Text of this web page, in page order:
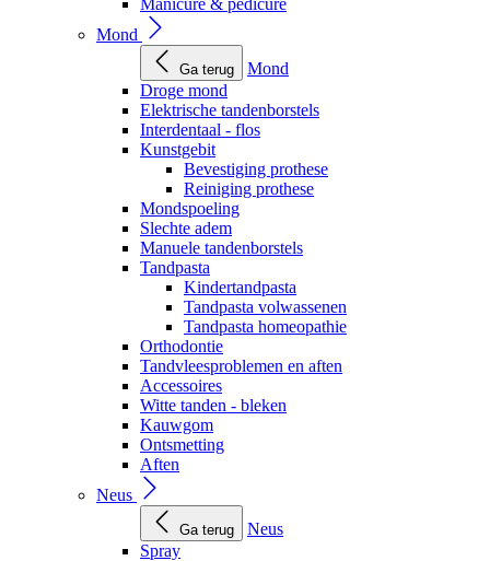
Manicure & pedicure
Mond
Ga terug
Mond
Droge mond
Elektrische tandenborstels
Interdentaal - flos
Kunstgebit
Bevestiging prothese
Reiniging prothese
Mondspoeling
Slechte adem
Manuele tandenborstels
Tandpasta
Kindertandpasta
Tandpasta volwassenen
Tandpasta homeopathie
Orthodontie
Tandvleesproblemen en aften
Accessoires
Witte tanden - bleken
Kauwgom
Ontsmetting
Aften
Neus
Ga terug
Neus
Spray